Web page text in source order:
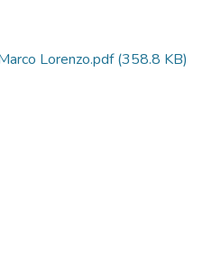
Lorenzo.pdf(358.8 KB)